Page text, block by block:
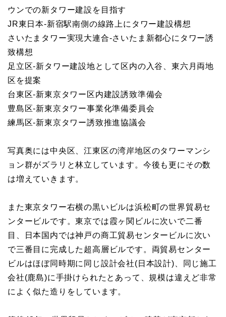
ウンでの新タワー建設を目指す
JR東日本-新宿駅南側の線路上にタワー建設構想
さいたまタワー実現大連合-さいたま新都心にタワー誘
致構想
足立区-新タワー建設地として区内の入谷、東六月両地
区を提案
台東区-新東京タワー区内建設誘致準備会
豊島区-新東京タワー事業化準備委員会
練馬区-新東京タワー誘致推進協議会
写真奥には中央区、江東区の湾岸地区のタワーマンシ
ョン群がズラリと林立しています。今後も更にその数
は増えていきます。
また東京タワー右横の黒いビルは浜松町の世界貿易セ
ンタービルです。東京では霞ヶ関ビルに次いで二番
目、日本国内では神戸の商工貿易センタービルに次い
で三番目に完成した超高層ビルです。両貿易センター
ビルはほぼ同時期に同じ設計会社(日本設計)、同じ施工
会社(鹿島)に手掛けられたとあって、規模は違えど非常
によく似た造りをしています。